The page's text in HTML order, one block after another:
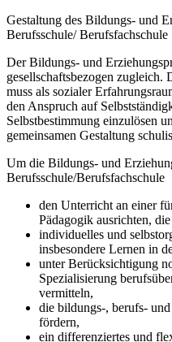
Gestaltung des Bildungs- und
Berufsschule/ Berufsfachschule
Der Bildungs- und
gesellschaftsbezogen zugleich.
muss als sozialer
den Anspruch auf
Selbstbestimmung einzulösen
gemeinsamen Gestaltung
Um die Bildungs- und
Berufsschule/Berufsfachschule
den Unterricht an einer
Pädagogik ausrichten,
individuelles und
insbesondere Lernen in
unter Berücksichtigung
Spezialisierung
vermitteln,
die bildungs-, berufs-
fördern,
ein differenziertes und